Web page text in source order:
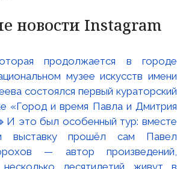
новости Instagram